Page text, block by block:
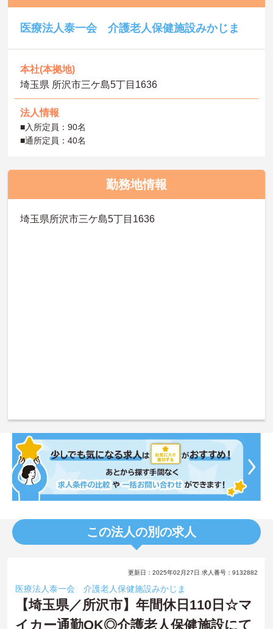
医療法人泰一会 介護老人保健施設みかじま
本社(本拠地)
埼玉県 所沢市三ケ島5丁目1636
法人情報
■入所定員：90名
■通所定員：40名
勤務地情報
埼玉県所沢市三ケ島5丁目1636
この法人の別の求人
更新日：2025年02月27日 求人番号：9132882
医療法人泰一会 介護老人保健施設みかじま
【埼玉県／所沢市】年間休日110日☆マ
イカー通勤OK◎介護老人保健施設にて